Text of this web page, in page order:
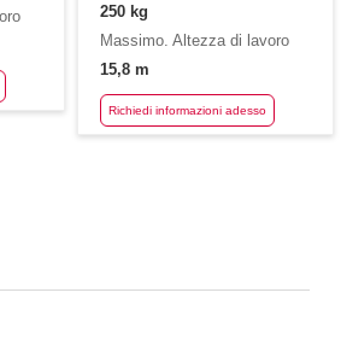
250 kg
Massimo. Altezza di lavoro
15,8 m
Richiedi informazioni adesso